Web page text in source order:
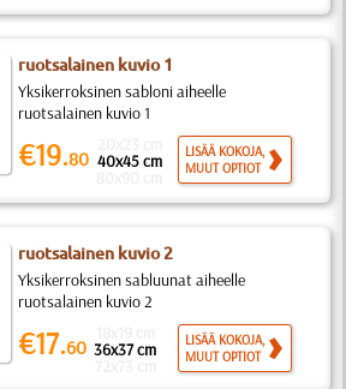
ruotsalainen kuvio 1
Yksikerroksinen sabloni aiheelle
ruotsalainen kuvio 1
€19.80 40x45 cm
LISÄÄ KOKOJA,
MUUT OPTIOT
ruotsalainen kuvio 2
Yksikerroksinen sabluunat aiheelle
ruotsalainen kuvio 2
€17.60 36x37 cm
LISÄÄ KOKOJA,
MUUT OPTIOT